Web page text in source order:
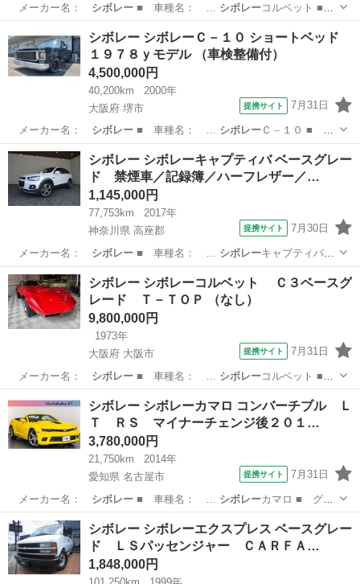
メーカー名： シボレー■ 車種名： … シボレーコルベット ■
…
その他
シボレー シボレーＣ－１０ ショートベッド
１９７８ｙモデル （車検整備付）
4,500,000円
40,200km
2000年
大阪府 堺市
提携サイト 7月31日
メーカー名： シボレー■ 車種名： … シボレーＣ－１０ ■
グ…
大阪 堺市 その他
シボレー シボレーキャプティバ ベースグレー
ド 禁煙車／記録簿／ハーフレザー／…
1,145,000円
77,753km
2017年
神奈川県 高座郡
提携サイト 7月30日
メーカー名： シボレー■ 車種名： … シボレーキャプティバ
■…
神奈川 高座郡 その他
シボレー シボレーコルベット Ｃ３ベースグ
レード Ｔ－ＴＯＰ （なし）
9,800,000円
1973年
大阪府 大阪市
提携サイト 7月31日
メーカー名： シボレー■ 車種名： … シボレーコルベット ■
…大阪 大阪市 その他
シボレー シボレーカマロ コンバーチブル Ｌ
Ｔ ＲＳ マイナーチェンジ後２０１…
3,780,000円
21,750km
2014年
愛知県 名古屋市
提携サイト 7月31日
メーカー名： シボレー■ 車種名： … シボレーカマロ ■ グ
レ…
愛知 名古屋市
シボレー シボレーエクスプレス ベースグレー
ド ＬＳパッセンジャー ＣＡＲＦＡ…
1,848,000円